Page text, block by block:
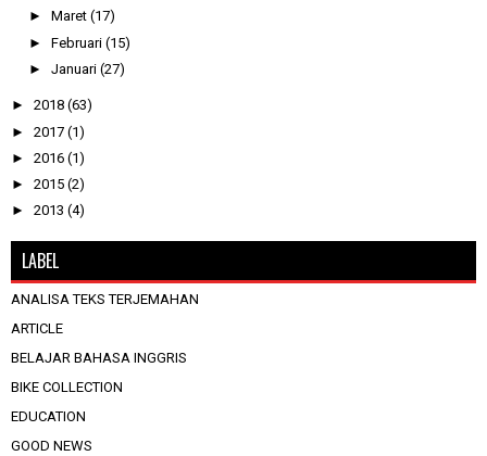
► Maret (17)
► Februari (15)
► Januari (27)
► 2018 (63)
► 2017 (1)
► 2016 (1)
► 2015 (2)
► 2013 (4)
LABEL
ANALISA TEKS TERJEMAHAN
ARTICLE
BELAJAR BAHASA INGGRIS
BIKE COLLECTION
EDUCATION
GOOD NEWS